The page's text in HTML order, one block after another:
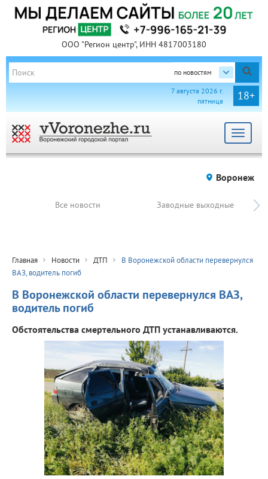
ООО "Регион центр", ИНН 4817003180
по новостям
18+
7 августа 2026 г.
пятница
Toggle
Воронеж
Все новости Заводные выходные
Главная Новости ДТП
В Воронежской области перевернулся
ВАЗ, водитель погиб
В Воронежской области перевернулся ВАЗ,
водитель погиб
Обстоятельства смертельного ДТП устанавливаются.